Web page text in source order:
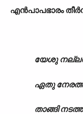
എൻപാപഭാരം
യേശു
ഏതു
താങ്ങി